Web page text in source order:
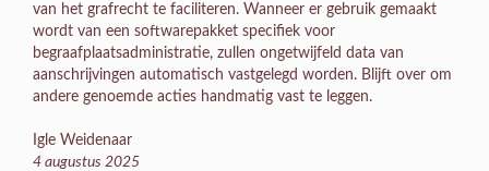
van het grafrecht te faciliteren. Wanneer er gebruik gemaakt
wordt van een softwarepakket specifiek voor
begraafplaatsadministratie, zullen ongetwijfeld data van
aanschrijvingen automatisch vastgelegd worden. Blijft over om
andere genoemde acties handmatig vast te leggen.
Igle Weidenaar
4 augustus 2025